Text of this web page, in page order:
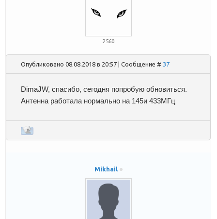
2560
Опубликовано 08.08.2018 в 20:57 | Сообщение # 37
DimaJW, спасибо, сегодня попробую обновиться.
Антенна работала нормально на 145и 433МГц
Mikhail